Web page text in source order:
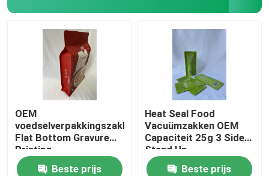
Verpakkende Etiketstickers
OEM
voedselverpakkingszakken
Flat Bottom Gravure
Printing
Cashewnootverpakkingszak
Beste prijs
Heat Seal Food
Vacuümzakken OEM
Capaciteit 25g 3 Side
Stand Up
Beste prijs